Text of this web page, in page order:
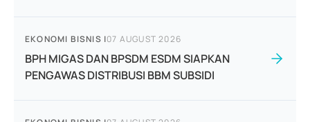
EKONOMI BISNIS |07 AUGUST 2026
BPH MIGAS DAN BPSDM ESDM SIAPKAN
PENGAWAS DISTRIBUSI BBM SUBSIDI